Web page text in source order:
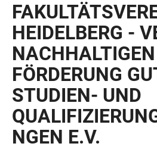
HEIDELBERG -
NACHHALTIGEN
FÖRDERUNG
STUDIEN- UND
NGEN E.V.